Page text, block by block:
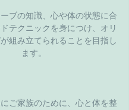
ブの知識、心や体の状態に合
テクニックを身につけ、オリ
組み立てられることを目指し
ます。
ご家族のために、心と体を整